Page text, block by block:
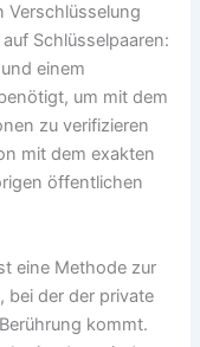
Schlüsselpaaren:
einem
um mit dem
zu verifizieren
mit dem exakten
öffentlichen
eine Methode zur
bei der der private
kommt.